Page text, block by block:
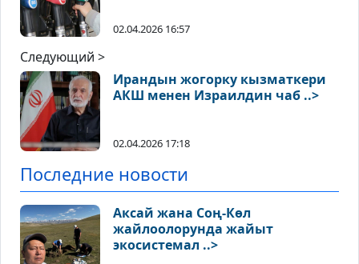
02.04.2026 16:57
Следующий >
Ирандын жогорку кызматкери
АКШ менен Израилдин чаб ..>
02.04.2026 17:18
Последние новости
Аксай жана Соң-Көл
жайлоолорунда жайыт
экосистемал ..>